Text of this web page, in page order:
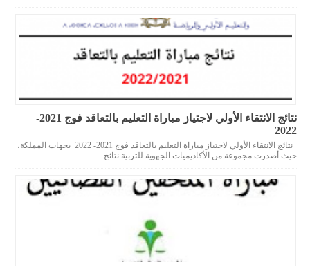
نتائج الانتقاء الأولي لاجتياز مباراة التعليم بالتعاقد فوج 2021-
2022
نتائج الانتقاء الأولي لاجتياز مباراة التعليم بالتعاقد فوج 2021- 2022 بجهات المملكة،
حيث أصدرت مجموعة من الأكاديميات الجهوية للتربية نتائج...